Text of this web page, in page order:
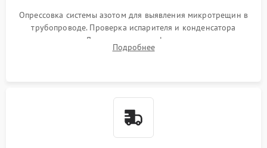
Опрессовка системы азотом для выявления микротрещин в
трубопроводе. Проверка испарителя и конденсатора
течеискателем. Демонтаж старого фильтра-осушителя и
продувка капиллярной трубки для устранения засоров.
Подробнее